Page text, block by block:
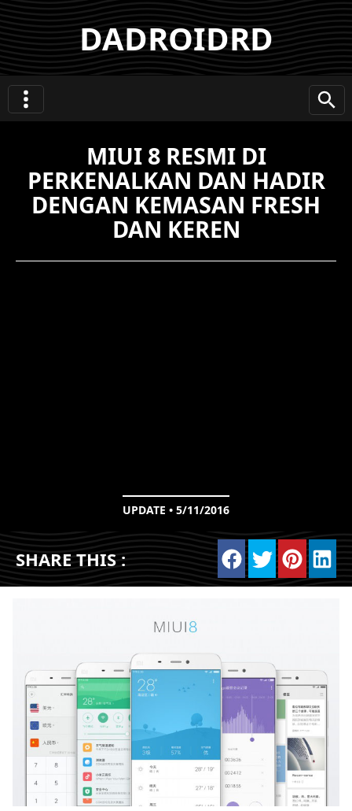
DADROIDRD
MIUI 8 RESMI DI
PERKENALKAN DAN HADIR
DENGAN KEMASAN FRESH
DAN KEREN
UPDATE • 5/11/2016
SHARE THIS :